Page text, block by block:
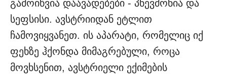
გამოიწვია დაავადებები - პნევმონია და
სეფსისი. ავსტრიიდან ეტლით
ჩამოვიყვანეთ. ის აპარატი, რომელიც იქ
ფეხზე ჰქონდა მიმაგრებული, როცა
მოვხსენით, ავსტრიელი ექიმების